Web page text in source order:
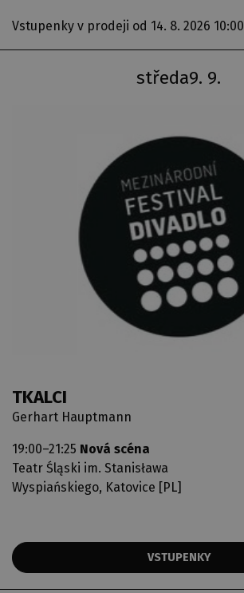
Vstupenky v prodeji od 14. 8. 2026 10:00
9. 9.
středa
TKALCI
Gerhart Hauptmann
19:00–21:25 Nová scéna
Teatr Śląski im. Stanisława
Wyspiańskiego, Katovice [PL]
VSTUPENKY